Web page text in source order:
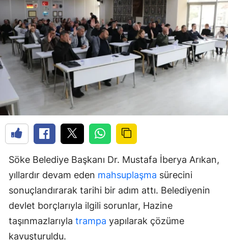
Söke Belediye Başkanı Dr. Mustafa İberya Arıkan,
yıllardır devam eden mahsuplaşma sürecini
sonuçlandırarak tarihi bir adım attı. Belediyenin
devlet borçlarıyla ilgili sorunlar, Hazine
taşınmazlarıyla trampa yapılarak çözüme
kavuşturuldu.